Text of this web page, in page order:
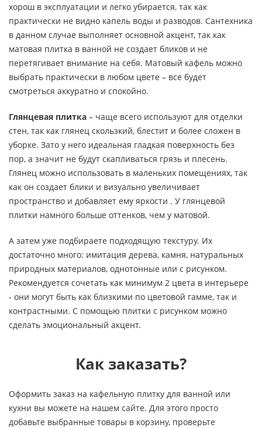
хорош в эксплуатации и легко убирается, так как
практически не видно капель воды и разводов. Сантехника
в данном случае выполняет основной акцент, так как
матовая плитка в ванной не создает бликов и не
перетягивает внимание на себя. Матовый кафель можно
выбрать практически в любом цвете – все будет
смотреться аккуратно и спокойно.
Глянцевая плитка – чаще всего используют для отделки
стен, так как глянец скользкий, блестит и более сложен в
уборке. Зато у него идеальная гладкая поверхность без
пор, а значит не будут скапливаться грязь и плесень.
Глянец можно использовать в маленьких помещениях, так
как он создает блики и визуально увеличивает
пространство и добавляет ему яркости . У глянцевой
плитки намного больше оттенков, чем у матовой.
А затем уже подбираете подходящую текстуру. Их
достаточно много: имитация дерева, камня, натуральных
природных материалов, однотонные или с рисунком.
Рекомендуется сочетать как минимум 2 цвета в интерьере
- они могут быть как близкими по цветовой гамме, так и
контрастными. С помощью плитки с рисунком можно
сделать эмоциональный акцент.
Как заказать?
Оформить заказ на кафельную плитку для ванной или
кухни вы можете на нашем сайте. Для этого просто
добавьте выбранные товары в корзину, проверьте